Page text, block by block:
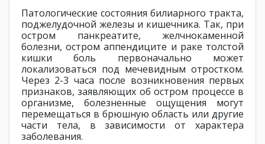
Патологические состояния билиарного тракта,
поджелудочной железы и кишечника. Так, при
остром панкреатите, желчнокаменной
болезни, остром аппендиците и раке толстой
кишки боль первоначально может
локализоваться под мечевидным отростком.
Через 2-3 часа после возникновения первых
признаков, заявляющих об остром процессе в
организме, болезненные ощущения могут
перемещаться в брюшную область или другие
части тела, в зависимости от характера
заболевания.